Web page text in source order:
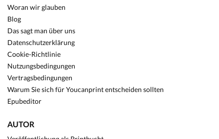
Woran wir glauben
Blog
Das sagt man über uns
Datenschutzerklärung
Cookie-Richtlinie
Nutzungsbedingungen
Vertragsbedingungen
Warum Sie sich für Youcanprint entscheiden sollten
Epubeditor
AUTOR